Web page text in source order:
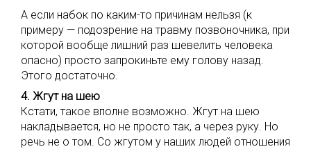
А если набок по каким-то причинам нельзя (к
примеру — подозрение на травму позвоночника, при
которой вообще лишний раз шевелить человека
опасно) просто запрокиньте ему голову назад.
Этого достаточно.
4. Жгут на шею
Кстати, такое вполне возможно. Жгут на шею
накладывается, но не просто так, а через руку. Но
речь не о том. Со жгутом у наших людей отношения